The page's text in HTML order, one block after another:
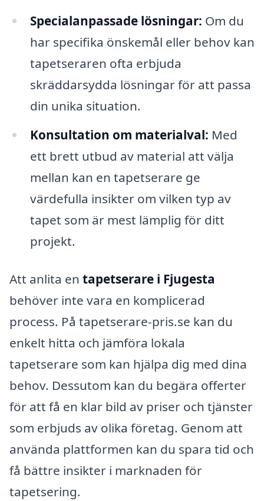
Specialanpassade lösningar: Om du
har specifika önskemål eller behov kan
tapetseraren ofta erbjuda
skräddarsydda lösningar för att passa
din unika situation.
Konsultation om materialval: Med
ett brett utbud av material att välja
mellan kan en tapetserare ge
värdefulla insikter om vilken typ av
tapet som är mest lämplig för ditt
projekt.
Att anlita en tapetserare i Fjugesta
behöver inte vara en komplicerad
process. På tapetserare-pris.se kan du
enkelt hitta och jämföra lokala
tapetserare som kan hjälpa dig med dina
behov. Dessutom kan du begära offerter
för att få en klar bild av priser och tjänster
som erbjuds av olika företag. Genom att
använda plattformen kan du spara tid och
få bättre insikter i marknaden för
tapetsering.